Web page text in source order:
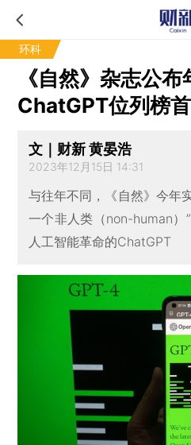
环科
《自然》杂志公
ChatGPT位列榜首
文｜财新 黄晏浩
2023年12月15日 14:31
与往年不同，《自然》今年
一个非人类（non-human
人工智能革命的ChatGPT